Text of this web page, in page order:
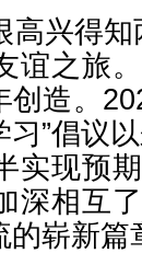
高兴得
谊之旅
创造。
”倡议
实现预
深相互
的崭新篇